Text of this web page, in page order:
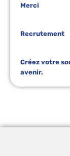
Merci
Recrutement
Créez votre
avenir.